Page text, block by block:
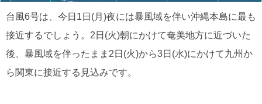
台風6号は、今日1日(月)夜には暴風域を伴い沖縄本島に最も
接近するでしょう。2日(火)朝にかけて奄美地方に近づいた
後、暴風域を伴ったまま2日(火)から3日(水)にかけて九州か
ら関東に接近する見込みです。